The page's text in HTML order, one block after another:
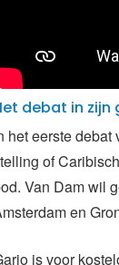
debat in zijn
het eerste debat
of
Van Dam wil
en
is voor